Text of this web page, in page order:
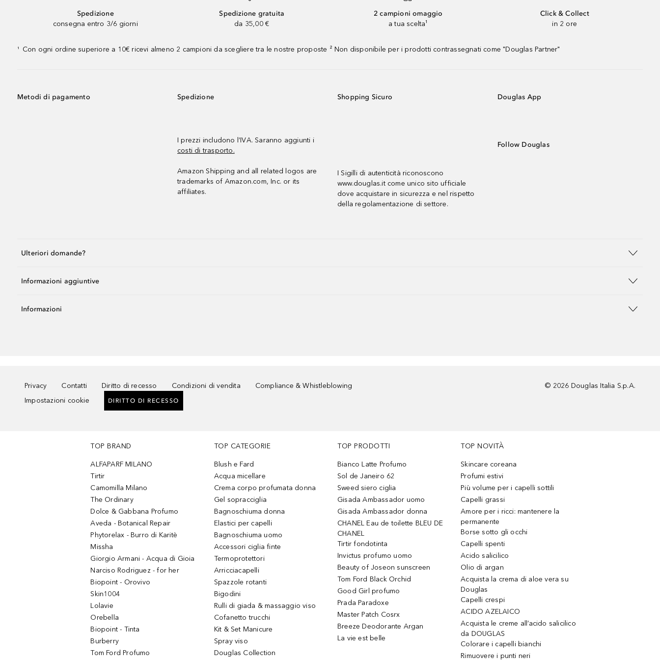
Spedizione
consegna entro 3/6 giorni
Spedizione gratuita
da 35,00 €
2 campioni omaggio
a tua scelta¹
Click & Collect
in 2 ore
¹ Con ogni ordine superiore a 10€ ricevi almeno 2 campioni da scegliere tra le nostre proposte ² Non disponibile per i prodotti contrassegnati come "Douglas Partner"
Metodi di pagamento Spedizione
I prezzi includono l’IVA. Saranno aggiunti i
costi di trasporto.
Amazon Shipping and all related logos are
trademarks of Amazon.com, Inc. or its
affiliates.
Shopping Sicuro
I Sigilli di autenticità riconoscono
www.douglas.it come unico sito ufficiale
dove acquistare in sicurezza e nel rispetto
della regolamentazione di settore.
Douglas App
Follow Douglas
Ulteriori domande?
Informazioni aggiuntive
Informazioni
Privacy Contatti Diritto di recesso Condizioni di vendita
Compliance & Whistleblowing
Impostazioni cookie
DIRITTO DI RECESSO
© 2026 Douglas Italia S.p.A.
TOP BRAND
ALFAPARF MILANO
Tirtir
Camomilla Milano
The Ordinary
Dolce & Gabbana Profumo
Aveda - Botanical Repair
Phytorelax - Burro di Karitè
Missha
Giorgio Armani - Acqua di Gioia
Narciso Rodriguez - for her
Biopoint - Orovivo
Skin1004
Lolavie
Orebella
Biopoint - Tinta
Burberry
Tom Ford Profumo
TOP CATEGORIE
Blush e Fard
Acqua micellare
Crema corpo profumata donna
Gel sopracciglia
Bagnoschiuma donna
Elastici per capelli
Bagnoschiuma uomo
Accessori ciglia finte
Termoprotettori
Arricciacapelli
Spazzole rotanti
Bigodini
Rulli di giada & massaggio viso
Cofanetto trucchi
Kit & Set Manicure
Spray viso
Douglas Collection
TOP PRODOTTI
Bianco Latte Profumo
Sol de Janeiro 62
Sweed siero ciglia
Gisada Ambassador uomo
Gisada Ambassador donna
CHANEL Eau de toilette BLEU DE
CHANEL
Tirtir fondotinta
Invictus profumo uomo
Beauty of Joseon sunscreen
Tom Ford Black Orchid
Good Girl profumo
Prada Paradoxe
Master Patch Cosrx
Breeze Deodorante Argan
La vie est belle
TOP NOVITÀ
Skincare coreana
Profumi estivi
Più volume per i capelli sottili
Capelli grassi
Amore per i ricci: mantenere la
permanente
Borse sotto gli occhi
Capelli spenti
Acido salicilico
Olio di argan
Acquista la crema di aloe vera su
Douglas
Capelli crespi
ACIDO AZELAICO
Acquista le creme all’acido salicilico
da DOUGLAS
Colorare i capelli bianchi
Rimuovere i punti neri